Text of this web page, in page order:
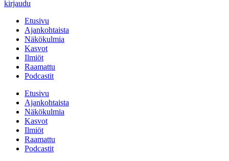
kirjaudu
Etusivu
Ajankohtaista
Näkökulmia
Kasvot
Ilmiöt
Raamattu
Podcastit
Etusivu
Ajankohtaista
Näkökulmia
Kasvot
Ilmiöt
Raamattu
Podcastit